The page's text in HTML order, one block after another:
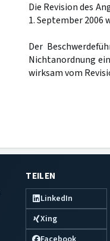
Die Revision des
1. September 2006
Der
Nichtanordnung
wirksam vom
TEILEN
LinkedIn
Xing